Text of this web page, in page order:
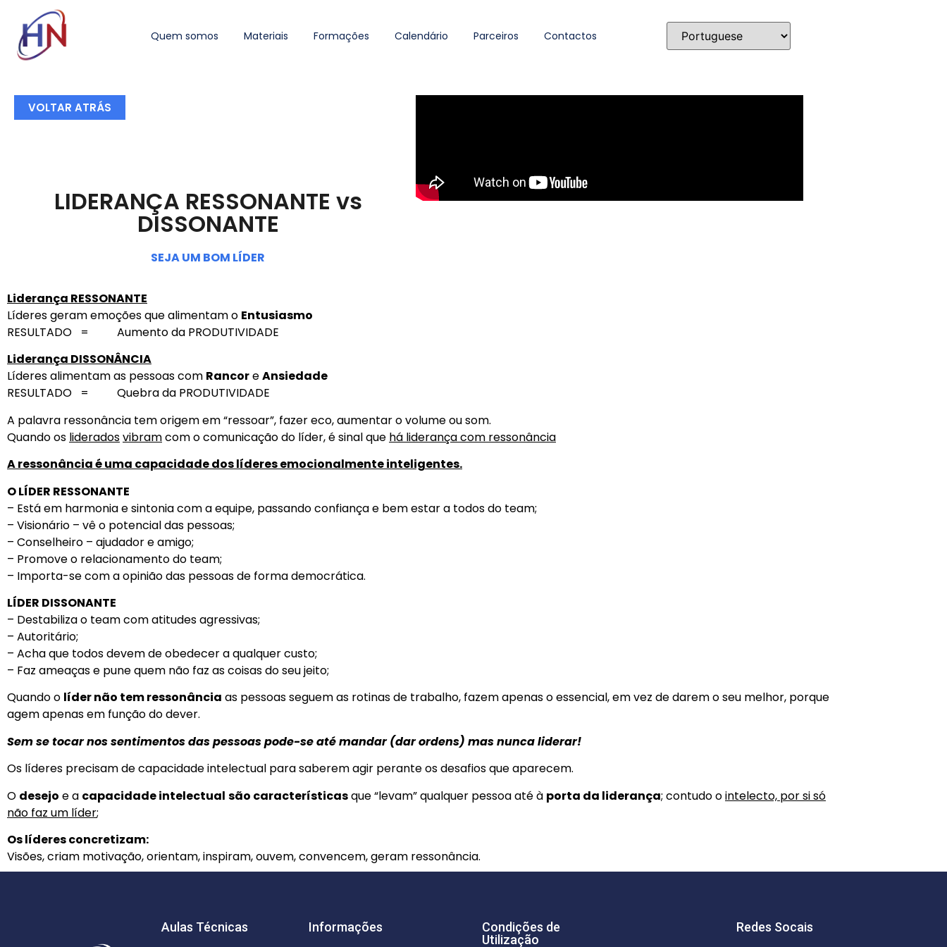
Quem somos Materiais Formações Calendário Parceiros Contactos
VOLTAR ATRÁS
LIDERANÇA RESSONANTE vs
DISSONANTE
SEJA UM BOM LÍDER
Liderança RESSONANTE
Líderes geram emoções que alimentam o Entusiasmo
RESULTADO = Aumento da PRODUTIVIDADE
Liderança DISSONÂNCIA
Líderes alimentam as pessoas com RancoreAnsiedade
RESULTADO = Quebra da PRODUTIVIDADE
A palavra ressonância tem origem em “ressoar”, fazer eco, aumentar o volume ou som.
Quando os lideradosvibramcom o comunicação do líder, é sinal que há liderança com ressonância
A ressonância é uma capacidade dos líderes emocionalmente inteligentes.
O LÍDER RESSONANTE
– Está em harmonia e sintonia com a equipe, passando confiança e bem estar a todos do team;
– Visionário – vê o potencial das pessoas;
– Conselheiro – ajudador e amigo;
– Promove o relacionamento do team;
– Importa-se com a opinião das pessoas de forma democrática.
LÍDER DISSONANTE
– Destabiliza o team com atitudes agressivas;
– Autoritário;
– Acha que todos devem de obedecer a qualquer custo;
– Faz ameaças e pune quem não faz as coisas do seu jeito;
Quando o líder não tem ressonância as pessoas seguem as rotinas de trabalho, fazem apenas o essencial, em vez de darem o seu melhor, porque
agem apenas em função do dever.
Sem se tocar nos sentimentos das pessoas pode-se até mandar (dar ordens) mas nunca liderar!
Os líderes precisam de capacidade intelectual para saberem agir perante os desafios que aparecem.
O desejo e a capacidade intelectual são característicasque “levam” qualquer pessoa até à porta da liderança; contudo ointelecto, por si só
não faz um líder;
Os líderes concretizam:
Visões, criam motivação, orientam, inspiram, ouvem, convencem, geram ressonância.
Aulas Técnicas Informações
Condições de
Utilização
Redes Socais